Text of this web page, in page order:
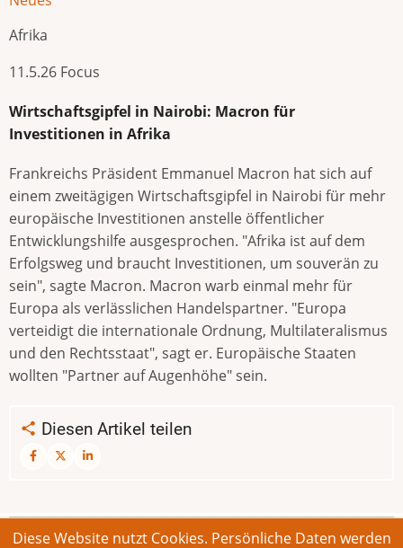
Afrika
11.5.26 Focus
Wirtschaftsgipfel in Nairobi: Macron für
Investitionen in Afrika
Frankreichs Präsident Emmanuel Macron hat sich auf
einem zweitägigen Wirtschaftsgipfel in Nairobi für mehr
europäische Investitionen anstelle öffentlicher
Entwicklungshilfe ausgesprochen. "Afrika ist auf dem
Erfolgsweg und braucht Investitionen, um souverän zu
sein", sagte Macron. Macron warb einmal mehr für
Europa als verlässlichen Handelspartner. "Europa
verteidigt die internationale Ordnung, Multilateralismus
und den Rechtsstaat", sagt er. Europäische Staaten
wollten "Partner auf Augenhöhe" sein.
Diesen Artikel teilen
Diese Website nutzt Cookies. Persönliche Daten werden